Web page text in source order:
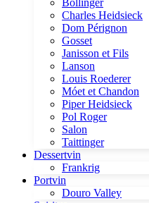
Bollinger
Charles Heidsieck
Dom Pérignon
Gosset
Janisson et Fils
Lanson
Louis Roederer
Móet et Chandon
Piper Heidsieck
Pol Roger
Salon
Taittinger
Dessertvin
Frankrig
Portvin
Douro Valley